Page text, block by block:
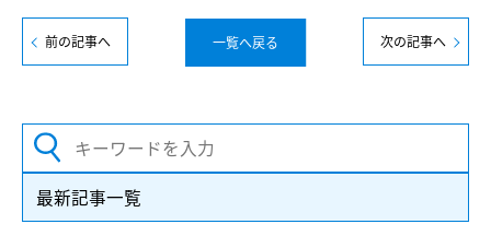
前の記事へ 一覧へ戻る 次の記事へ
最新記事一覧